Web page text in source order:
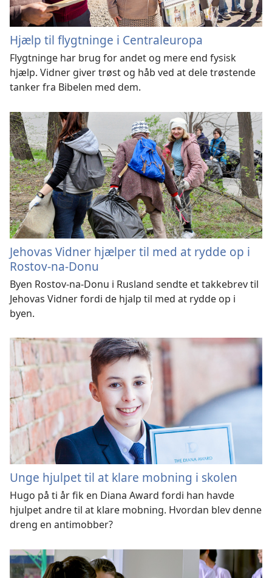
Hjælp til flygtninge i Centraleuropa
Flygtninge har brug for andet og mere end fysisk
hjælp. Vidner giver trøst og håb ved at dele trøstende
tanker fra Bibelen med dem.
Jehovas Vidner hjælper til med at rydde op i
Rostov-na-Donu
Byen Rostov-na-Donu i Rusland sendte et takkebrev til
Jehovas Vidner fordi de hjalp til med at rydde op i
byen.
Unge hjulpet til at klare mobning i skolen
Hugo på ti år fik en Diana Award fordi han havde
hjulpet andre til at klare mobning. Hvordan blev denne
dreng en antimobber?